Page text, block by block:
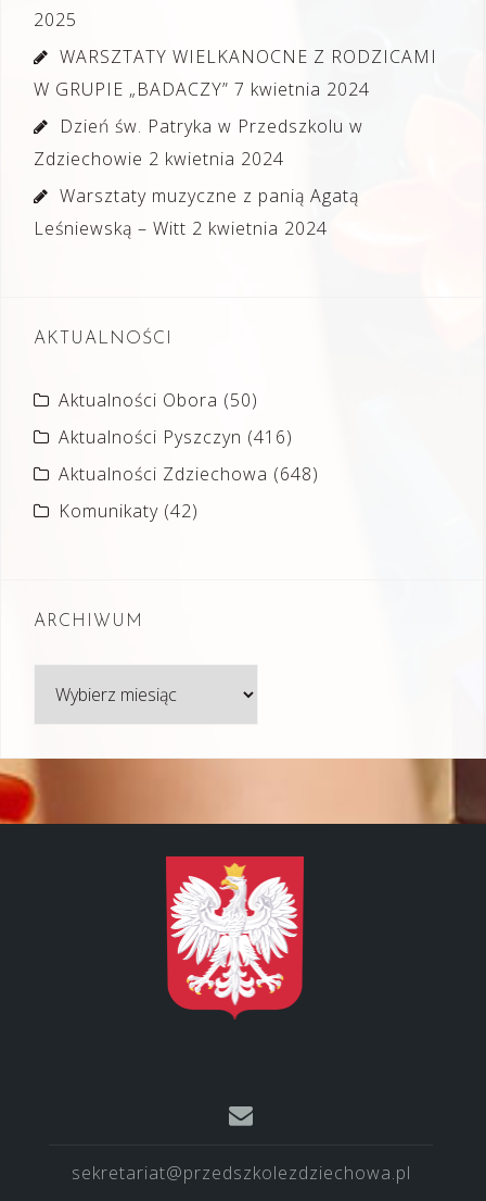
2025
WARSZTATY WIELKANOCNE Z RODZICAMI
W GRUPIE „BADACZY” 7 kwietnia 2024
Dzień św. Patryka w Przedszkolu w
Zdziechowie 2 kwietnia 2024
Warsztaty muzyczne z panią Agatą
Leśniewską – Witt 2 kwietnia 2024
AKTUALNOŚCI
Aktualności Obora (50)
Aktualności Pyszczyn (416)
Aktualności Zdziechowa (648)
Komunikaty (42)
ARCHIWUM
sekretariat@przedszkolezdziechowa.pl